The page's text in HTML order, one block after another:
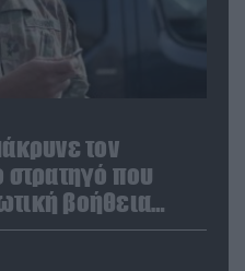
τον
που
βοήθεια